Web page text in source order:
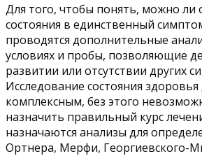
Для того, чтобы понять, можно ли
состояния в единственный
проводятся дополнительные
условиях и пробы, позволяющие
развитии или отсутствии других
Исследование состояния
комплексным, без этого
назначить правильный курс
назначаются анализы для
Ортнера, Мерфи, Георгиевского-